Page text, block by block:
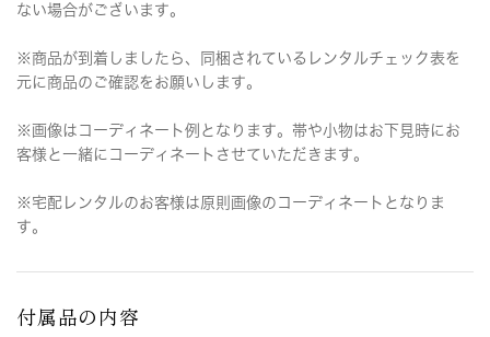
ない場合がございます。
※商品が到着しましたら、同梱されているレンタルチェック表を
元に商品のご確認をお願いします。
※画像はコーディネート例となります。帯や小物はお下見時にお
客様と一緒にコーディネートさせていただきます。
※宅配レンタルのお客様は原則画像のコーディネートとなりま
す。
付属品の内容